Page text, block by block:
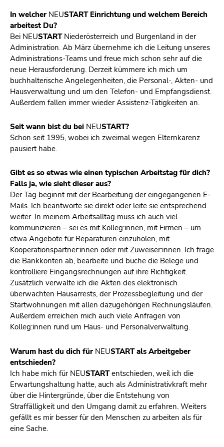
In welcher NEUSTART Einrichtung und welchem Bereich
arbeitest Du?
Bei NEUSTARTNiederösterreich und Burgenland in der
Administration. Ab März übernehme ich die Leitung unseres
Administrations-Teams und freue mich schon sehr auf die
neue Herausforderung. Derzeit kümmere ich mich um
buchhalterische Angelegenheiten, die Personal-, Akten- und
Hausverwaltung und um den Telefon- und Empfangsdienst.
Außerdem fallen immer wieder Assistenz-Tätigkeiten an.
Seit wann bist du bei NEUSTART?
Schon seit 1995, wobei ich zweimal wegen Elternkarenz
pausiert habe.
Gibt es so etwas wie einen typischen Arbeitstag für dich?
Falls ja, wie sieht dieser aus?
Der Tag beginnt mit der Bearbeitung der eingegangenen E-
Mails. Ich beantworte sie direkt oder leite sie entsprechend
weiter. In meinem Arbeitsalltag muss ich auch viel
kommunizieren – sei es mit Kolleg:innen, mit Firmen – um
etwa Angebote für Reparaturen einzuholen, mit
Kooperationspartner:innen oder mit Zuweiser:innen. Ich frage
die Bankkonten ab, bearbeite und buche die Belege und
kontrolliere Eingangsrechnungen auf ihre Richtigkeit.
Zusätzlich verwalte ich die Akten des elektronisch
überwachten Hausarrests, der Prozessbegleitung und der
Startwohnungen mit allen dazugehörigen Rechnungsläufen.
Außerdem erreichen mich auch viele Anfragen von
Kolleg:innen rund um Haus- und Personalverwaltung.
Warum hast du dich für NEUSTART als Arbeitgeber
entschieden?
Ich habe mich für NEUSTARTentschieden, weil ich die
Erwartungshaltung hatte, auch als Administrativkraft mehr
über die Hintergründe, über die Entstehung von
Straffälligkeit und den Umgang damit zu erfahren. Weiters
gefällt es mir besser für den Menschen zu arbeiten als für
eine Sache.